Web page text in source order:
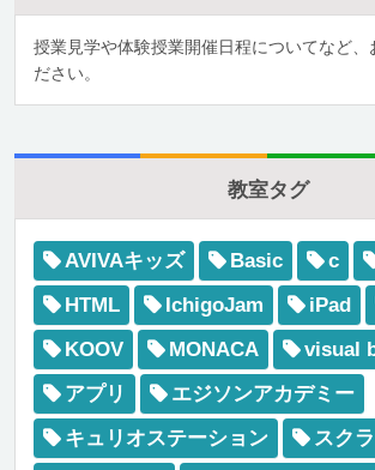
授業見学や体験授業開催日程についてなど、
ださい。
教室タグ
AVIVAキッズ Basic c
HTML
IchigoJam iPad
KOOV
MONACA
visual
アプリ
エジソンアカデミー
キュリオステーション
スク